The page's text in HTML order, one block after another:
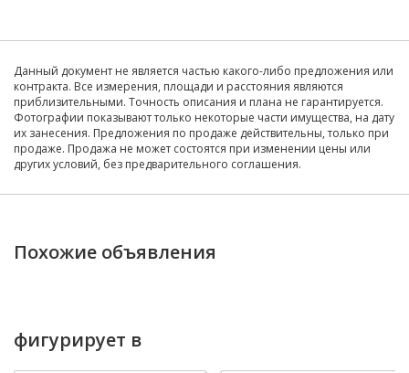
Данный документ не является частью какого-либо предложения или
контракта. Все измерения, площади и расстояния являются
приблизительными. Точность описания и плана не гарантируется.
Фотографии показывают только некоторые части имущества, на дату
их занесения. Предложения по продаже действительны, только при
продаже. Продажа не может состоятся при изменении цены или
других условий, без предварительного соглашения.
Похожие объявления
фигурирует в